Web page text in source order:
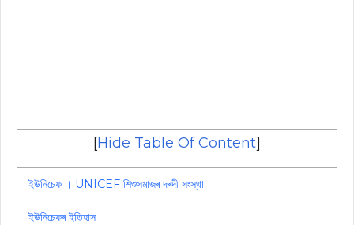
[Hide Table Of Content]
ইউনিচেফ । UNICEF শিশুসমাজৰ দৰদী সংস্থা
ইউনিচেফৰ ইতিহাস